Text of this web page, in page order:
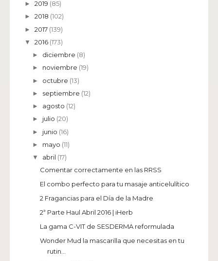
► 2019 (85)
► 2018 (102)
► 2017 (139)
▼ 2016 (173)
► diciembre (8)
► noviembre (19)
► octubre (13)
► septiembre (12)
► agosto (12)
► julio (20)
► junio (16)
► mayo (11)
▼ abril (17)
Comentar correctamente en las RRSS
El combo perfecto para tu masaje anticelulítico
2 Fragancias para el Día de la Madre
2ª Parte Haul Abril 2016 | iHerb
La gama C-VIT de SESDERMA reformulada
Wonder Mud la mascarilla que necesitas en tu
rutin...